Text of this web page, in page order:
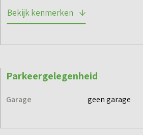
Bekijk kenmerken
Parkeergelegenheid
Garage geen garage